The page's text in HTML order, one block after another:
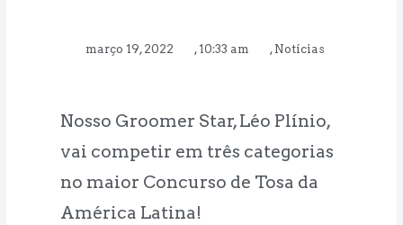
março 19, 2022 , 10:33 am , Notícias
Nosso Groomer Star, Léo Plínio,
vai competir em três categorias
no maior Concurso de Tosa da
América Latina!